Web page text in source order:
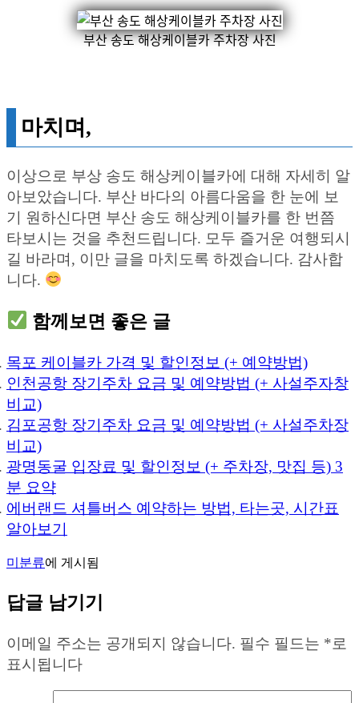
부산 송도 해상케이블카 주차장 사진
마치며,
이상으로 부상 송도 해상케이블카에 대해 자세히 알
아보았습니다. 부산 바다의 아름다움을 한 눈에 보
기 원하신다면 부산 송도 해상케이블카를 한 번쯤
타보시는 것을 추천드립니다. 모두 즐거운 여행되시
길 바라며, 이만 글을 마치도록 하겠습니다. 감사합
니다.
함께보면 좋은 글
목포 케이블카 가격 및 할인정보 (+ 예약방법)
인천공항 장기주차 요금 및 예약방법 (+ 사설주자창
비교)
김포공항 장기주차 요금 및 예약방법 (+ 사설주차장
비교)
광명동굴 입장료 및 할인정보 (+ 주차장, 맛집 등) 3
분 요약
에버랜드 셔틀버스 예약하는 방법, 타는곳, 시간표
알아보기
미분류에 게시됨
답글 남기기
이메일 주소는 공개되지 않습니다. 필수 필드는 *로
표시됩니다